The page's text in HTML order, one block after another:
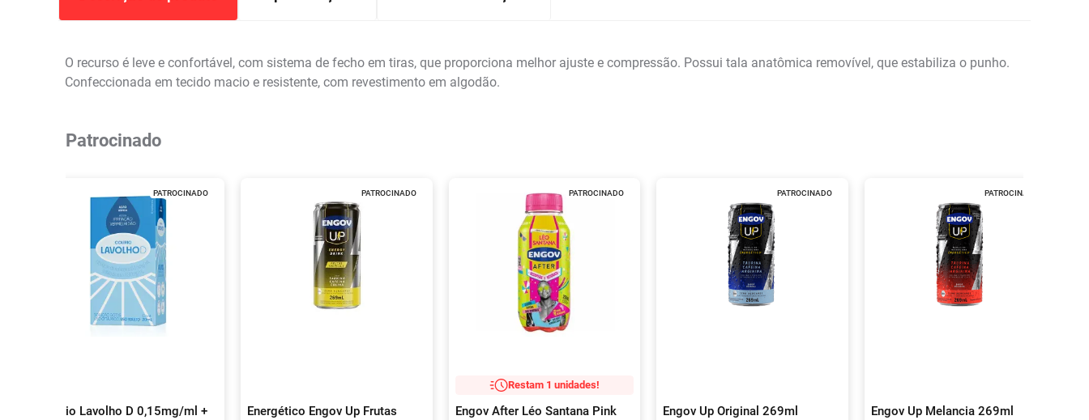
O recurso é leve e confortável, com sistema de fecho em tiras, que proporciona melhor ajuste e compressão. Possui tala anatômica removível, que estabiliza o punho.
Confeccionada em tecido macio e resistente, com revestimento em algodão.
Patrocinado
PATROCINADO
Colírio Lavolho D 0,15mg/ml +
PATROCINADO
Energético Engov Up Frutas
PATROCINADO
Restam 1 unidades!
Engov After Léo Santana Pink
PATROCINADO
Engov Up Original 269ml
PATROCINADO
Engov Up Melancia 269ml